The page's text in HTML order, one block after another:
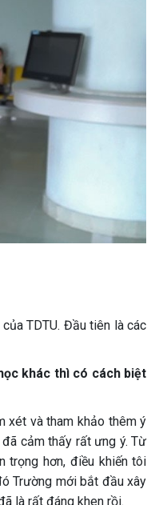
TDTU. Đầu tiên là các
khác thì có cách biệt
xét và tham khảo thêm ý
cảm thấy rất ưng ý. Từ
trọng hơn, điều khiến tôi
Trường mới bắt đầu xây
là rất đáng khen rồi.